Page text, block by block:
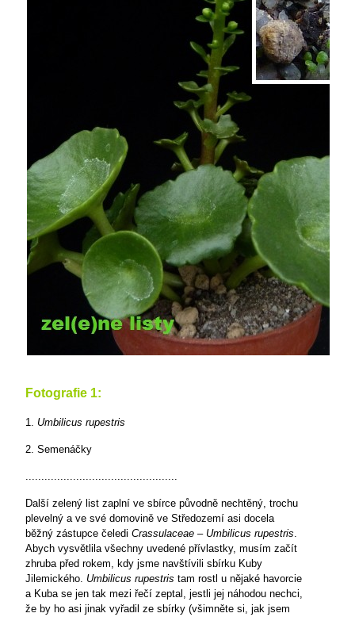
Fotografie 1:
1. Umbilicus rupestris
2. Semenáčky
................................................
Další zelený list zaplní ve sbírce původně nechtěný, trochu
plevelný a ve své domovině ve Středozemí asi docela
běžný zástupce čeledi Crassulaceae – Umbilicus rupestris.
Abych vysvětlila všechny uvedené přívlastky, musím začít
zhruba před rokem, kdy jsme navštívili sbírku Kuby
Jilemického. Umbilicus rupestris tam rostl u nějaké havorcie
a Kuba se jen tak mezi řečí zeptal, jestli jej náhodou nechci,
že by ho asi jinak vyřadil ze sbírky (všimněte si, jak jsem